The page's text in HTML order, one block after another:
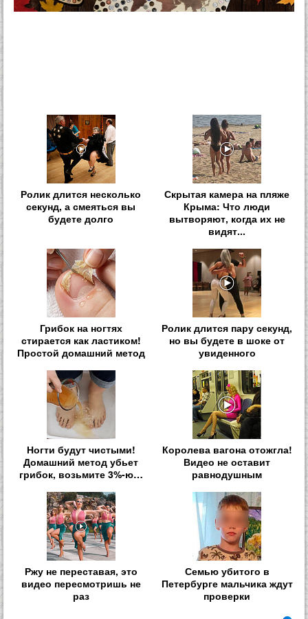
Ролик длится несколько
секунд, а смеяться вы
будете долго
Скрытая камера на пляже
Крыма: Что люди
вытворяют, когда их не
видят...
Грибок на ногтях
стирается как ластиком!
Простой домашний метод
Ролик длится пару секунд,
но вы будете в шоке от
увиденного
Ногти будут чистыми!
Домашний метод убьет
грибок, возьмите 3%-ю…
Королева вагона отожгла!
Видео не оставит
равнодушным
Ржу не переставая, это
видео пересмотришь не
раз
Семью убитого в
Петербурге мальчика ждут
проверки